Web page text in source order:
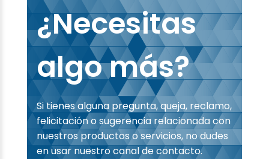
¿Necesitas
algo más?
Si tienes alguna pregunta, queja, reclamo,
felicitación o sugerencia relacionada con
nuestros productos o servicios, no dudes
en usar nuestro canal de contacto.